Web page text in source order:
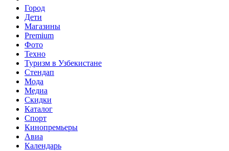
Город
Дети
Магазины
Premium
Фото
Техно
Туризм в Узбекистане
Стендап
Мода
Медиа
Скидки
Каталог
Спорт
Кинопремьеры
Авиа
Календарь